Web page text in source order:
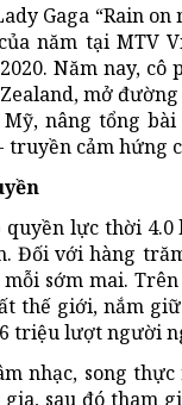
Gaga “Rain
năm tại MTV
Năm nay,
mở
nâng tổng
truyền cảm hứng
lực thời
Đối với hàng
sớm mai.
thế giới, nắm
triệu lượt người
nhạc, song
sau đó tham